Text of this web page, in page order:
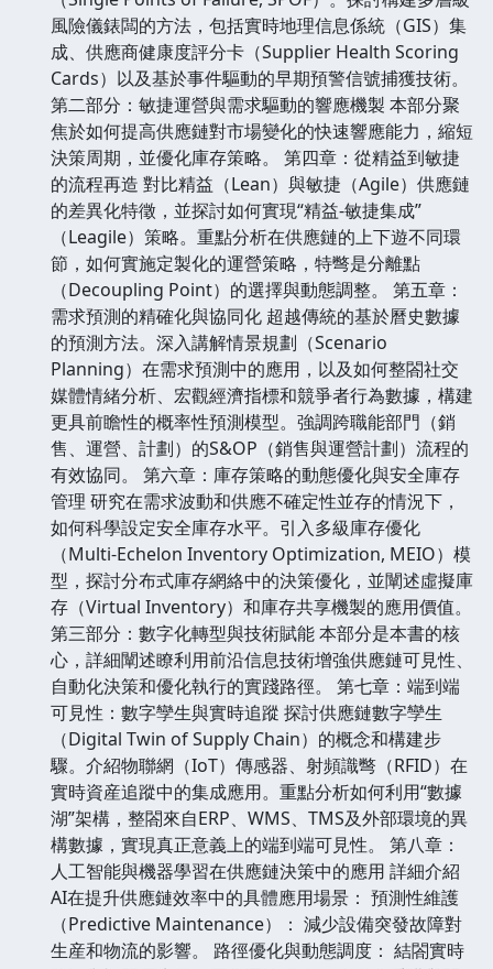
風險儀錶闆的方法，包括實時地理信息係統（GIS）集
成、供應商健康度評分卡（Supplier Health Scoring
Cards）以及基於事件驅動的早期預警信號捕獲技術。
第二部分：敏捷運營與需求驅動的響應機製 本部分聚
焦於如何提高供應鏈對市場變化的快速響應能力，縮短
決策周期，並優化庫存策略。 第四章：從精益到敏捷
的流程再造 對比精益（Lean）與敏捷（Agile）供應鏈
的差異化特徵，並探討如何實現“精益-敏捷集成”
（Leagile）策略。重點分析在供應鏈的上下遊不同環
節，如何實施定製化的運營策略，特彆是分離點
（Decoupling Point）的選擇與動態調整。 第五章：
需求預測的精確化與協同化 超越傳統的基於曆史數據
的預測方法。深入講解情景規劃（Scenario
Planning）在需求預測中的應用，以及如何整閤社交
媒體情緒分析、宏觀經濟指標和競爭者行為數據，構建
更具前瞻性的概率性預測模型。強調跨職能部門（銷
售、運營、計劃）的S&OP（銷售與運營計劃）流程的
有效協同。 第六章：庫存策略的動態優化與安全庫存
管理 研究在需求波動和供應不確定性並存的情況下，
如何科學設定安全庫存水平。引入多級庫存優化
（Multi-Echelon Inventory Optimization, MEIO）模
型，探討分布式庫存網絡中的決策優化，並闡述虛擬庫
存（Virtual Inventory）和庫存共享機製的應用價值。
第三部分：數字化轉型與技術賦能 本部分是本書的核
心，詳細闡述瞭利用前沿信息技術增強供應鏈可見性、
自動化決策和優化執行的實踐路徑。 第七章：端到端
可見性：數字孿生與實時追蹤 探討供應鏈數字孿生
（Digital Twin of Supply Chain）的概念和構建步
驟。介紹物聯網（IoT）傳感器、射頻識彆（RFID）在
實時資産追蹤中的集成應用。重點分析如何利用“數據
湖”架構，整閤來自ERP、WMS、TMS及外部環境的異
構數據，實現真正意義上的端到端可見性。 第八章：
人工智能與機器學習在供應鏈決策中的應用 詳細介紹
AI在提升供應鏈效率中的具體應用場景： 預測性維護
（Predictive Maintenance）： 減少設備突發故障對
生産和物流的影響。 路徑優化與動態調度： 結閤實時